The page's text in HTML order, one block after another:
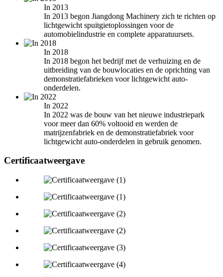
In 2013
In 2013 begon Jiangdong Machinery zich te richten op
lichtgewicht spuitgietoplossingen voor de
automobielindustrie en complete apparatuursets.
In 2018
In 2018 begon het bedrijf met de verhuizing en de
uitbreiding van de bouwlocaties en de oprichting van
demonstratiefabrieken voor lichtgewicht auto-
onderdelen.
In 2022
In 2022 was de bouw van het nieuwe industriepark
voor meer dan 60% voltooid en werden de
matrijzenfabriek en de demonstratiefabriek voor
lichtgewicht auto-onderdelen in gebruik genomen.
Certificaatweergave